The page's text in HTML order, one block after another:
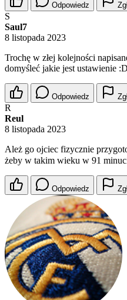
Odpowiedz
S
Saul7
8 listopada 2023
Trochę w złej kolejności
domyśleć jakie jest ustawienie :D
Odpowiedz
R
Reul
8 listopada 2023
Ależ go ojciec fizycznie
żeby w takim wieku w 91
Odpowiedz